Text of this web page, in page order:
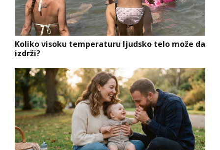
Koliko visoku temperaturu ljudsko telo može da
izdrži?